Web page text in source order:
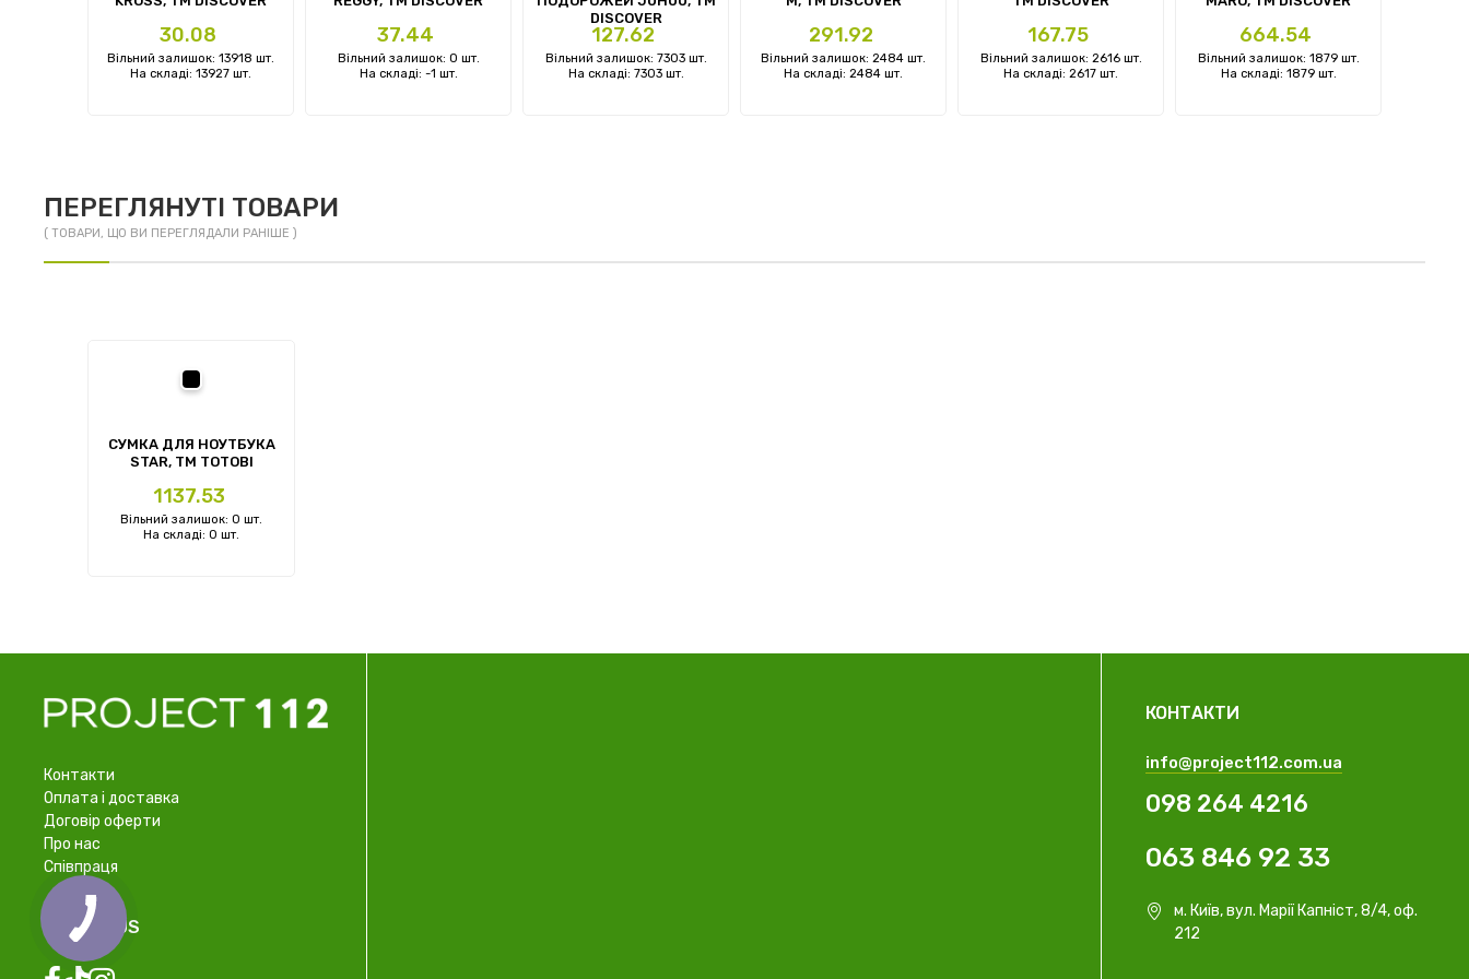
Ціна
30.08
Вільний залишок: 13918 шт.
На складі: 13927 шт.
Ціна
37.44
Вільний залишок: 0 шт.
На складі: -1 шт.
DISCOVER
Ціна
127.62
Вільний залишок: 7303 шт.
На складі: 7303 шт.
Ціна
291.92
Вільний залишок: 2484 шт.
На складі: 2484 шт.
Ціна
167.75
Вільний залишок: 2616 шт.
На складі: 2617 шт.
Ціна
664.54
Вільний залишок: 1879 шт.
На складі: 1879 шт.
ПЕРЕГЛЯНУТІ ТОВАРИ
( ТОВАРИ, ЩО ВИ ПЕРЕГЛЯДАЛИ РАНІШЕ )
СУМКА ДЛЯ НОУТБУКА
STAR, ТМ TOTOBI
Ціна
1137.53
Вільний залишок: 0 шт.
На складі: 0 шт.
Контакти
Оплата і доставка
Договір оферти
Про нас
Співпраця
FOLLOW US
КОНТАКТИ
info@project112.com.ua
098 264 4216
063 846 92 33
м. Київ, вул. Марії Капніст, 8/4, оф.
212